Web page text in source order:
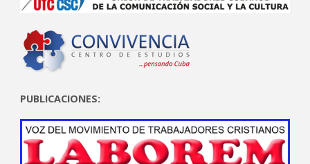
PUBLICACIONES: